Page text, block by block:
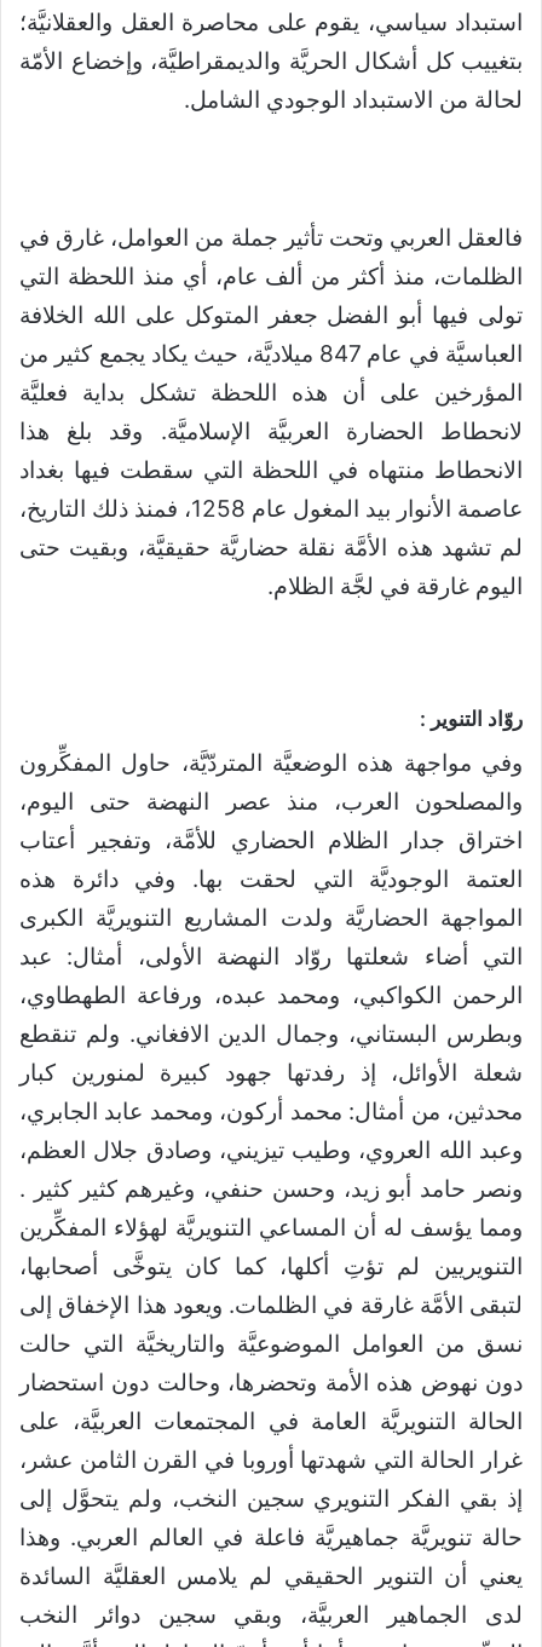
استبداد سياسي، يقوم على محاصرة العقل والعقلانيَّة؛
بتغييب كل أشكال الحريَّة والديمقراطيَّة، وإخضاع الأمّة
لحالة من الاستبداد الوجودي الشامل.
فالعقل العربي وتحت تأثير جملة من العوامل، غارق في
الظلمات، منذ أكثر من ألف عام، أي منذ اللحظة التي
تولى فيها أبو الفضل جعفر المتوكل على الله الخلافة
العباسيَّة في عام 847 ميلاديَّة، حيث يكاد يجمع كثير من
المؤرخين على أن هذه اللحظة تشكل بداية فعليَّة
لانحطاط الحضارة العربيَّة الإسلاميَّة. وقد بلغ هذا
الانحطاط منتهاه في اللحظة التي سقطت فيها بغداد
عاصمة الأنوار بيد المغول عام 1258، فمنذ ذلك التاريخ،
لم تشهد هذه الأمَّة نقلة حضاريَّة حقيقيَّة، وبقيت حتى
اليوم غارقة في لجَّة الظلام.
روّاد التنوير :
وفي مواجهة هذه الوضعيَّة المتردّيَّة، حاول المفكِّرون
والمصلحون العرب، منذ عصر النهضة حتى اليوم،
اختراق جدار الظلام الحضاري للأمَّة، وتفجير أعتاب
العتمة الوجوديَّة التي لحقت بها. وفي دائرة هذه
المواجهة الحضاريَّة ولدت المشاريع التنويريَّة الكبرى
التي أضاء شعلتها روّاد النهضة الأولى، أمثال: عبد
الرحمن الكواكبي، ومحمد عبده، ورفاعة الطهطاوي،
وبطرس البستاني، وجمال الدين الافغاني. ولم تنقطع
شعلة الأوائل، إذ رفدتها جهود كبيرة لمنورين كبار
محدثين، من أمثال: محمد أركون، ومحمد عابد الجابري،
وعبد الله العروي، وطيب تيزيني، وصادق جلال العظم،
ونصر حامد أبو زيد، وحسن حنفي، وغيرهم كثير كثير .
ومما يؤسف له أن المساعي التنويريَّة لهؤلاء المفكِّرين
التنويريين لم تؤتِ أكلها، كما كان يتوخَّى أصحابها،
لتبقى الأمَّة غارقة في الظلمات. ويعود هذا الإخفاق إلى
نسق من العوامل الموضوعيَّة والتاريخيَّة التي حالت
دون نهوض هذه الأمة وتحضرها، وحالت دون استحضار
الحالة التنويريَّة العامة في المجتمعات العربيَّة، على
غرار الحالة التي شهدتها أوروبا في القرن الثامن عشر،
إذ بقي الفكر التنويري سجين النخب، ولم يتحوَّل إلى
حالة تنويريَّة جماهيريَّة فاعلة في العالم العربي. وهذا
يعني أن التنوير الحقيقي لم يلامس العقليَّة السائدة
لدى الجماهير العربيَّة، وبقي سجين دوائر النخب